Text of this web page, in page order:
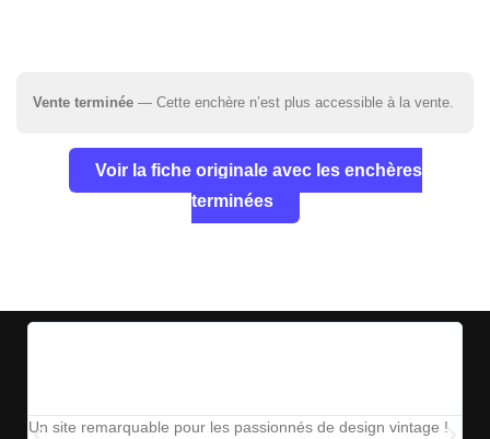
Vente terminée — Cette enchère n’est plus accessible à la vente.
Voir la fiche originale avec les enchères
terminées
Un site remarquable pour les passionnés de design vintage !